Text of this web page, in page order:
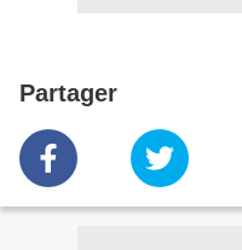
Partager